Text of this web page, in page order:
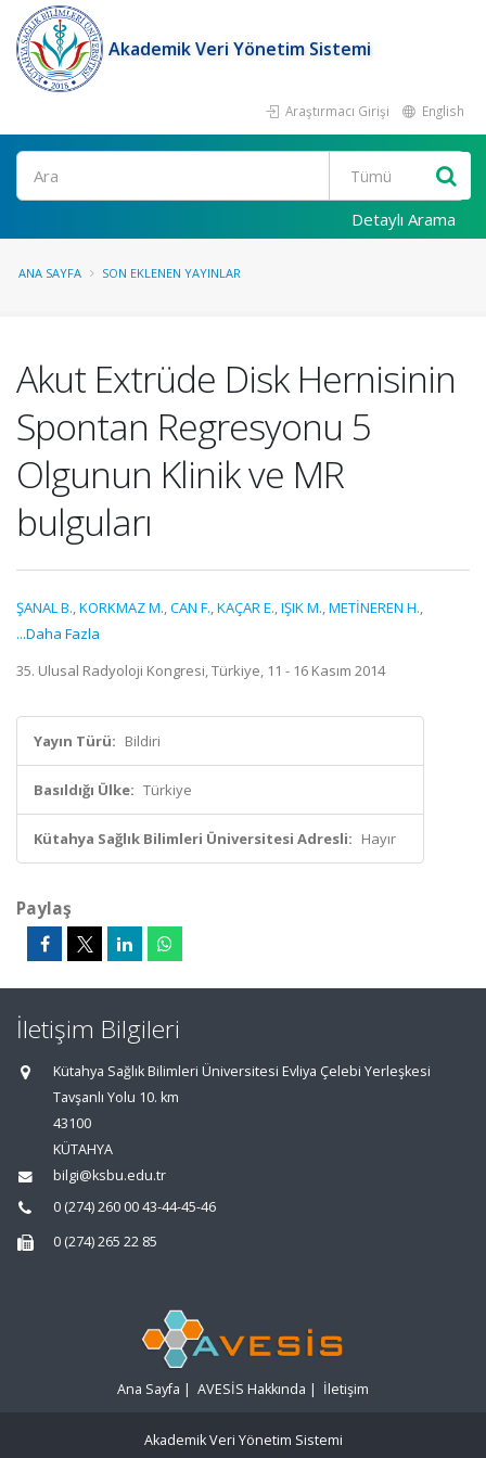
Akademik Veri Yönetim Sistemi
Araştırmacı Girişi English
Ara
Detaylı Arama
ANA SAYFA SON EKLENEN YAYINLAR
Akut Extrüde Disk Hernisinin
Spontan Regresyonu 5
Olgunun Klinik ve MR
bulguları
ŞANAL B.,KORKMAZ M.,CAN F.,KAÇAR E.,IŞIK M.,METİNEREN H.,
...Daha Fazla
35. Ulusal Radyoloji Kongresi, Türkiye, 11 - 16 Kasım 2014
Yayın Türü: Bildiri
Basıldığı Ülke: Türkiye
Kütahya Sağlık Bilimleri Üniversitesi Adresli: Hayır
Paylaş
İletişim Bilgileri
Kütahya Sağlık Bilimleri Üniversitesi Evliya Çelebi Yerleşkesi
Tavşanlı Yolu 10. km
43100
KÜTAHYA
bilgi@ksbu.edu.tr
0 (274) 260 00 43-44-45-46
0 (274) 265 22 85
Ana Sayfa | AVESİS Hakkında | İletişim
Akademik Veri Yönetim Sistemi